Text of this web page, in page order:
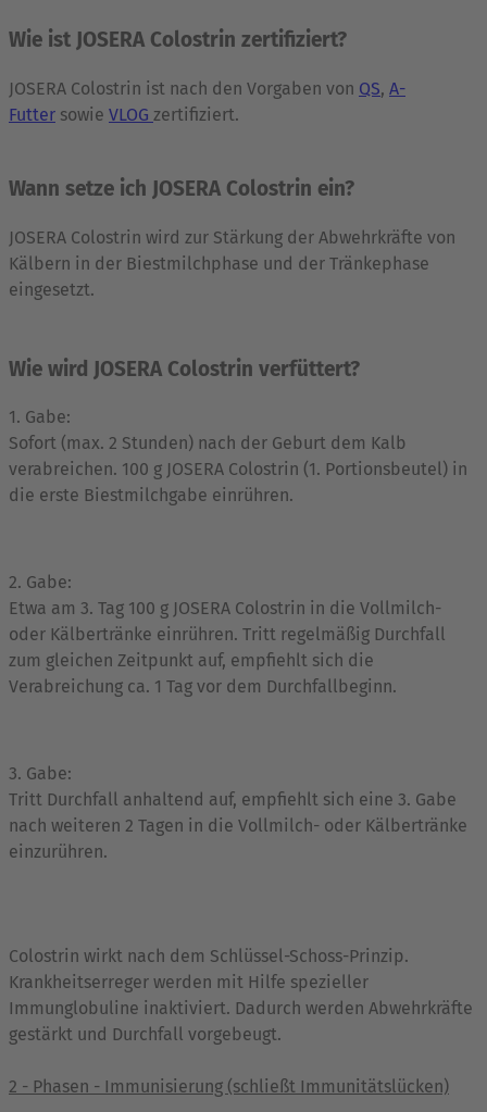
Wie ist JOSERA Colostrin zertifiziert?
JOSERA Colostrin ist nach den Vorgaben von QS, A-
Futter sowie VLOG zertifiziert.
Wann setze ich JOSERA Colostrin ein?
JOSERA Colostrin wird zur Stärkung der Abwehrkräfte von
Kälbern in der Biestmilchphase und der Tränkephase
eingesetzt.
Wie wird JOSERA Colostrin verfüttert?
1. Gabe:
Sofort (max. 2 Stunden) nach der Geburt dem Kalb
verabreichen. 100 g JOSERA Colostrin (1. Portionsbeutel) in
die erste Biestmilchgabe einrühren.
2. Gabe:
Etwa am 3. Tag 100 g JOSERA Colostrin in die Vollmilch-
oder Kälbertränke einrühren. Tritt regelmäßig Durchfall
zum gleichen Zeitpunkt auf, empfiehlt sich die
Verabreichung ca. 1 Tag vor dem Durchfallbeginn.
3. Gabe:
Tritt Durchfall anhaltend auf, empfiehlt sich eine 3. Gabe
nach weiteren 2 Tagen in die Vollmilch- oder Kälbertränke
einzurühren.
Colostrin wirkt nach dem Schlüssel-Schoss-Prinzip.
Krankheitserreger werden mit Hilfe spezieller
Immunglobuline inaktiviert. Dadurch werden Abwehrkräfte
gestärkt und Durchfall vorgebeugt.
2 - Phasen - Immunisierung (schließt Immunitätslücken)